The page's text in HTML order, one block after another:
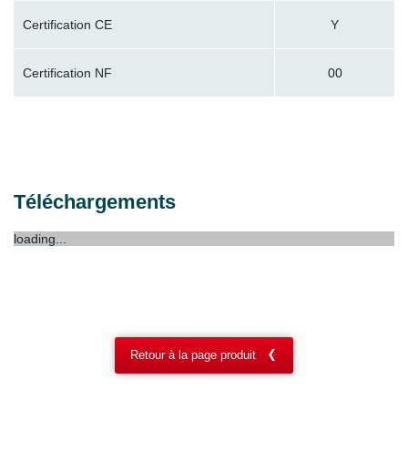
Certification CE Y
Certification NF 00
Téléchargements
loading...
Retour à la page produit